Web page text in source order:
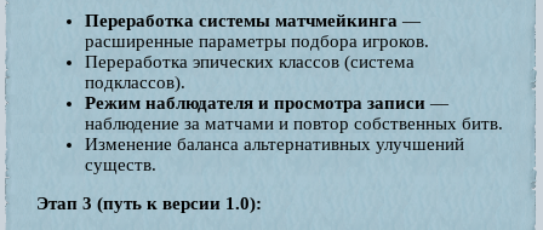
Переработка системы матчмейкинга —
расширенные параметры подбора игроков.
Переработка эпических классов (система
подклассов).
Режим наблюдателя и просмотра записи —
наблюдение за матчами и повтор собственных битв.
Изменение баланса альтернативных улучшений
существ.
Этап 3 (путь к версии 1.0):